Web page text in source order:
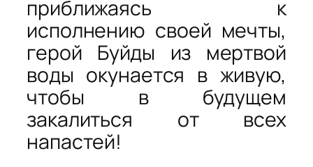
приближаясь к
исполнению своей мечты,
герой Буйды из мертвой
воды окунается в живую,
чтобы в будущем
закалиться от всех
напастей!